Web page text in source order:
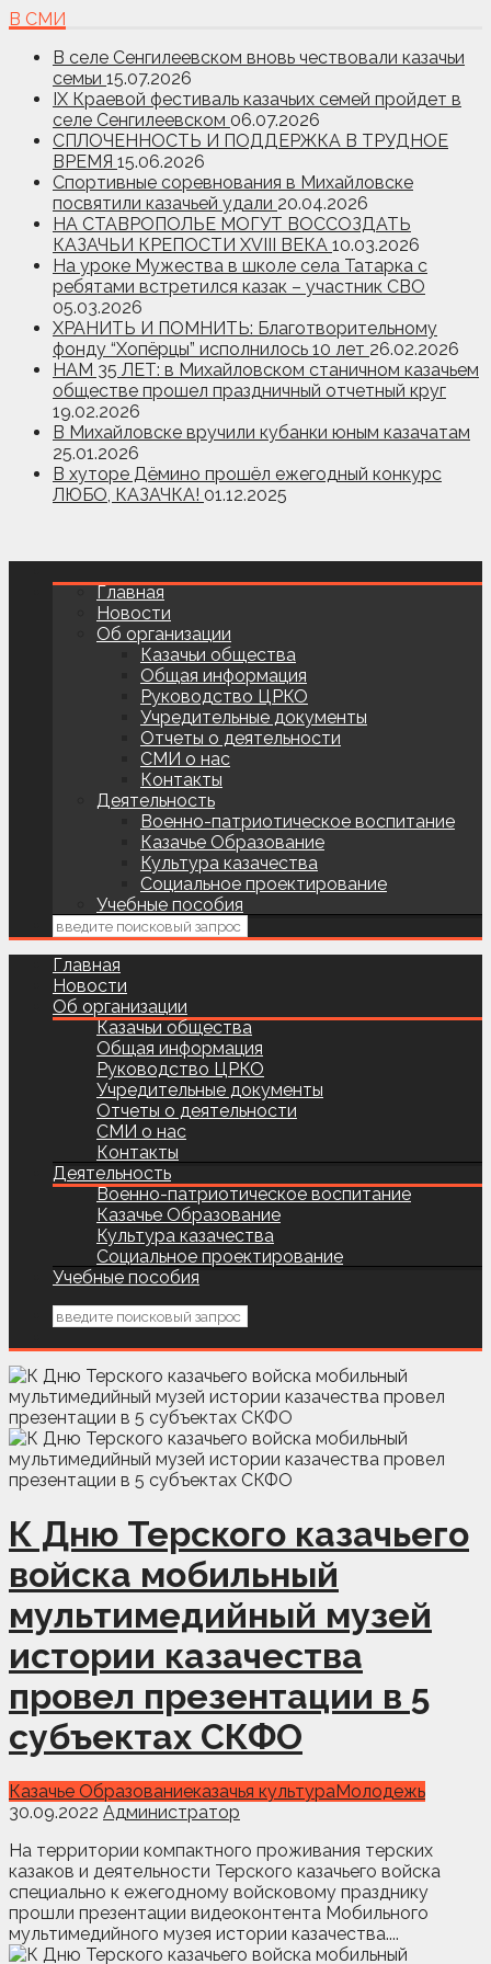
В СМИ
В селе Сенгилеевском вновь чествовали казачьи
семьи 15.07.2026
IX Краевой фестиваль казачьих семей пройдет в
селе Сенгилеевском 06.07.2026
СПЛОЧЕННОСТЬ И ПОДДЕРЖКА В ТРУДНОЕ
ВРЕМЯ 15.06.2026
Спортивные соревнования в Михайловске
посвятили казачьей удали 20.04.2026
НА СТАВРОПОЛЬЕ МОГУТ ВОССОЗДАТЬ
КАЗАЧЬИ КРЕПОСТИ XVIII ВЕКА 10.03.2026
На уроке Мужества в школе села Татарка с
ребятами встретился казак – участник СВО
05.03.2026
ХРАНИТЬ И ПОМНИТЬ: Благотворительному
фонду “Хопёрцы” исполнилось 10 лет 26.02.2026
НАМ 35 ЛЕТ: в Михайловском станичном казачьем
обществе прошел праздничный отчетный круг
19.02.2026
В Михайловске вручили кубанки юным казачатам
25.01.2026
В хуторе Дёмино прошёл ежегодный конкурс
ЛЮБО, КАЗАЧКА! 01.12.2025
Главная
Новости
Об организации
Казачьи общества
Общая информация
Руководство ЦРКО
Учредительные документы
Отчеты о деятельности
СМИ о нас
Контакты
Деятельность
Военно-патриотическое воспитание
Казачье Образование
Культура казачества
Социальное проектирование
Учебные пособия
Главная
Новости
Об организации
Казачьи общества
Общая информация
Руководство ЦРКО
Учредительные документы
Отчеты о деятельности
СМИ о нас
Контакты
Деятельность
Военно-патриотическое воспитание
Казачье Образование
Культура казачества
Социальное проектирование
Учебные пособия
К Дню Терского казачьего
войска мобильный
мультимедийный музей
истории казачества
провел презентации в 5
субъектах СКФО
Казачье Образованиеказачья культураМолодежь
30.09.2022 Администратор
На территории компактного проживания терских
казаков и деятельности Терского казачьего войска
специально к ежегодному войсковому празднику
прошли презентации видеоконтента Мобильного
мультимедийного музея истории казачества....